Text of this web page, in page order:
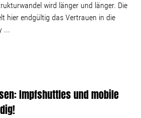
wird länger und länger. Die
hier endgültig das Vertrauen in die
...
Impfshuttles und mobile